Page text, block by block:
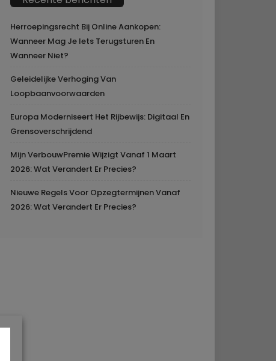
Herroepingsrecht Bij Online Aankopen:
Wanneer Mag Je Iets Terugsturen En
Wanneer Niet?
Geleidelijke Verhoging Van
Loopbaanvoorwaarden
Europa Moderniseert Het Rijbewijs: Digitaal En
Grensoverschrijdend
Mijn VerbouwPremie Wijzigt Vanaf 1 Maart
2026: Wat Verandert Er Precies?
Nieuwe Regels Voor Opzegtermijnen Vanaf
2026: Wat Verandert Er Precies?